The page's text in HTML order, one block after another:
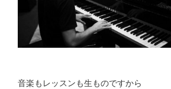
音楽もレッスンも生ものですから